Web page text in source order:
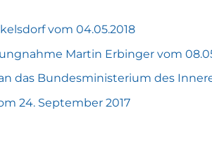
vom 04.05.2018
Martin Erbinger vom
das Bundesministerium des
24. September 2017